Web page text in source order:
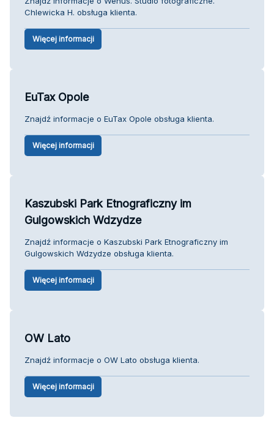
Chlewicka H. obsługa klienta.
Więcej informacji
EuTax Opole
Znajdź informacje o EuTax Opole obsługa klienta.
Więcej informacji
Kaszubski Park Etnograficzny im
Gulgowskich Wdzydze
Znajdź informacje o Kaszubski Park Etnograficzny im
Gulgowskich Wdzydze obsługa klienta.
Więcej informacji
OW Lato
Znajdź informacje o OW Lato obsługa klienta.
Więcej informacji